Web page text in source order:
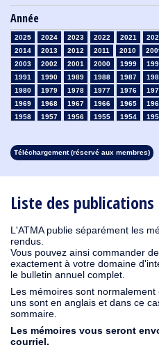
Liste des
L'ATMA publie séparément les
rendus.
Vous pouvez ainsi commander
exactement à votre domaine
le bulletin annuel complet.
Les mémoires sont
uns sont en anglais et dans ce
sommaire.
Les mémoires vous seront
courriel.
Année
2025 2024 2023 2022 2021
2014
2013 2012 2011 2010
2003
2002 2001 2000 1999
1991
1990 1989 1988 1987
1980
1979 1978 1977 1976
1969
1968 1967 1966 1965
1958
1957 1956 1955 1954
1913
1912 1911 1910 1909 1908
Téléchargement (réservé aux membres)